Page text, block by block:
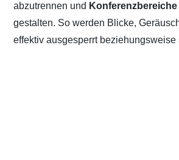
abzutrennen und
gestalten. So werden Blicke,
effektiv ausgesperrt beziehungsweise